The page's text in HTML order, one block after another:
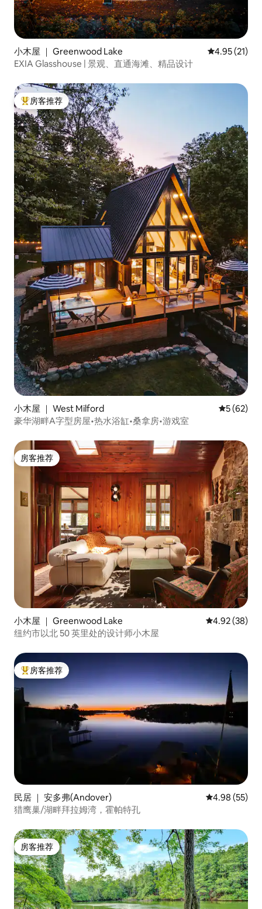
小木屋 ｜ Greenwood Lake 平均评分
4.95 (21)
EXIA Glasshouse | 景观、直通海滩、精品设计
热门「房客推荐」
房客推荐
小木屋 ｜ West Milford 平均评分
5 (62)
豪华湖畔A字型房屋•热水浴缸•桑拿房•游戏室
房客推荐
房客推荐
小木屋 ｜ Greenwood Lake 平均评分
4.92 (38)
纽约市以北 50 英里处的设计师小木屋
热门「房客推荐」
房客推荐
民居 ｜ 安多弗(Andover) 平均评分
4.98 (55)
猎鹰巢/湖畔拜拉姆湾，霍帕特孔
房客推荐
房客推荐